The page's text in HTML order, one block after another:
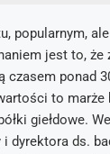
popularnym,
jest to, że
czasem ponad
to marże
giełdowe.
dyrektora ds.